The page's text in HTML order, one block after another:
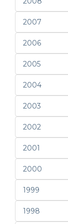
2007
2006
2005
2004
2003
2002
2001
2000
1999
1998